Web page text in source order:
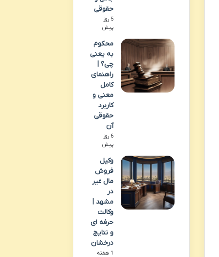
حقوقی
5 روز
پیش
محکوم
به یعنی
چی؟ |
راهنمای
کامل
معنی و
کاربرد
حقوقی
آن
6 روز
پیش
وکیل
فروش
مال غیر
در
مشهد |
وکالت
حرفه ای
و نتایج
درخشان
1 هفته